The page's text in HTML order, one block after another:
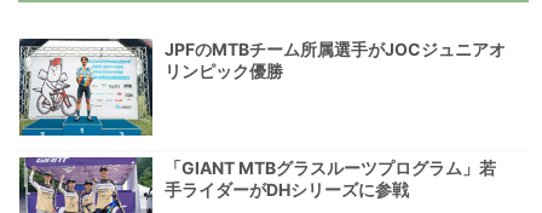
JPFのMTBチーム所属選手がJOCジュニアオ
リンピック優勝
「GIANT MTBグラスルーツプログラム」若
手ライダーがDHシリーズに参戦